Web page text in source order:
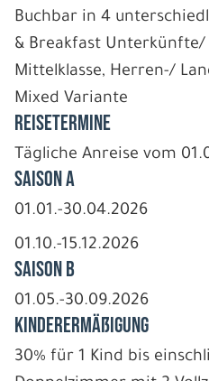
Buchbar in 4
& Breakfast Unterkünfte/
Mittelklasse, Herren-/
Mixed Variante
REISETERMINE
Tägliche Anreise vom
Saison A
01.01.-30.04.2026
01.10.-15.12.2026
Saison B
01.05.-30.09.2026
Kinderermäßigung
30% für 1 Kind bis